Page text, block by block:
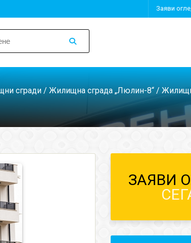
Заяви
сгради / Жилищна сграда „Люлин-8“ /
ЗАЯВИ